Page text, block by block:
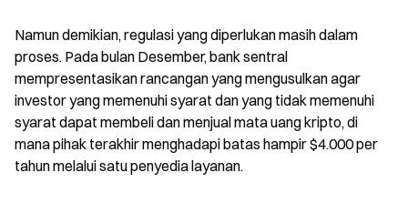
Namun demikian, regulasi yang diperlukan masih dalam
proses. Pada bulan Desember, bank sentral
mempresentasikan rancangan yang mengusulkan agar
investor yang memenuhi syarat dan yang tidak memenuhi
syarat dapat membeli dan menjual mata uang kripto, di
mana pihak terakhir menghadapi batas hampir $4.000 per
tahun melalui satu penyedia layanan.